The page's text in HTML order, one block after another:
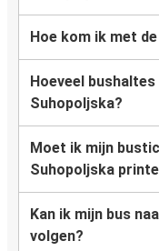
Hoe kom ik met
Hoeveel
Suhopoljska?
Moet ik mijn
Suhopoljska
Kan ik mijn bus
volgen?